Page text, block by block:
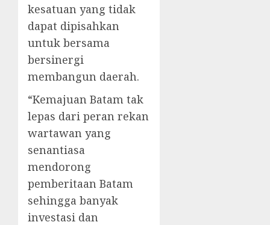
kesatuan yang tidak
dapat dipisahkan
untuk bersama
bersinergi
membangun daerah.
“Kemajuan Batam tak
lepas dari peran rekan
wartawan yang
senantiasa
mendorong
pemberitaan Batam
sehingga banyak
investasi dan